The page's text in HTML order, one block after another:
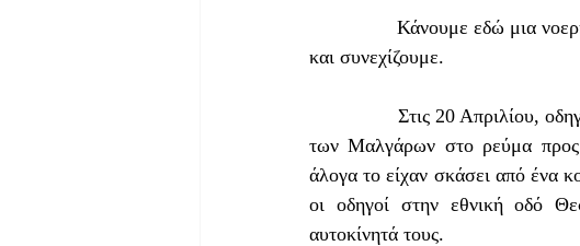
και συνεχίζουμε.
                Στις 20 Απριλίου, οδηγοί επί της εθνικής οδού Θεσσαλονίκης-Αθηνών λίγο μετά τα διόδια
των Μαλγάρων στο ρεύμα προς
άλογα το είχαν σκάσει από ένα
οι οδηγοί στην εθνική οδό
αυτοκίνητά τους.